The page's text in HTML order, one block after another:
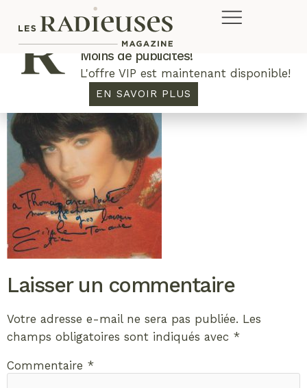
Laisser un commentaire
Votre adresse e-mail ne sera pas publiée. Les
champs obligatoires sont indiqués avec *
Commentaire *
Plus de concours. Plus de rabais.
Moins de publicités!
L'offre VIP est maintenant disponible!
EN SAVOIR PLUS